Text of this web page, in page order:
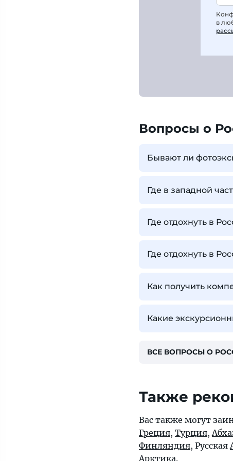
в
Вопросы о
Бывают ли
Где в западной
Где отдохнуть в
Где отдохнуть в
Как получить
Какие
ВСЕ ВОПРОСЫ О
Также
Вас также могут
Греция, Турция,
Финляндия, Русская
Арктика.